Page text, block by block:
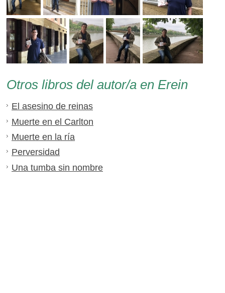
Otros libros del autor/a en Erein
El asesino de reinas
Muerte en el Carlton
Muerte en la ría
Perversidad
Una tumba sin nombre